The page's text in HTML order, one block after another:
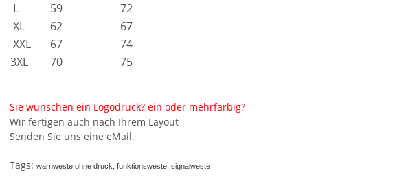
L
59
72
XL
62
67
XXL
67
74
3XL
70 75
Sie wünschen ein Logodruck? ein oder mehrfarbig?
Wir fertigen auch nach Ihrem Layout
Senden Sie uns eine eMail.
Tags: warnweste ohne druck, funktionsweste, signalweste
vielen Taschen S-3XL
ab11,17 €*
Wunschnamen
7,99 € -14,99 €